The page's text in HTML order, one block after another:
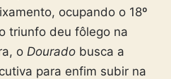
ocupando o 18º
triunfo deu fôlego na
o Douradobusca a
para enfim subir na